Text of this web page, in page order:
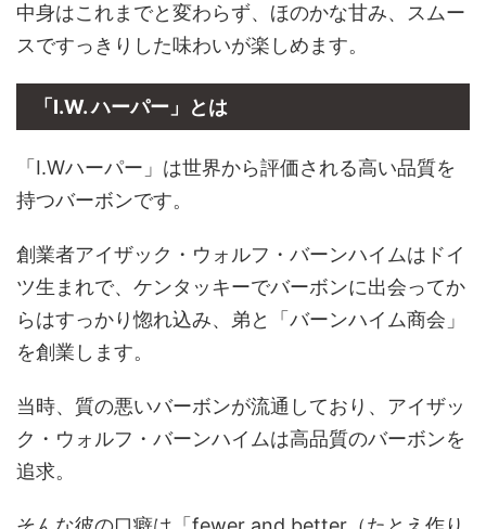
中身はこれまでと変わらず、ほのかな甘み、スムー
スですっきりした味わいが楽しめます。
「I.W. ハーパー」とは
「I.Wハーパー」は世界から評価される高い品質を
持つバーボンです。
創業者アイザック・ウォルフ・バーンハイムはドイ
ツ生まれで、ケンタッキーでバーボンに出会ってか
らはすっかり惚れ込み、弟と「バーンハイム商会」
を創業します。
当時、質の悪いバーボンが流通しており、アイザッ
ク・ウォルフ・バーンハイムは高品質のバーボンを
追求。